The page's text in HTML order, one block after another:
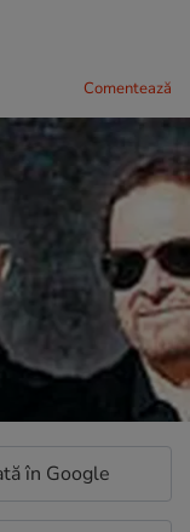
Comentează
în Google